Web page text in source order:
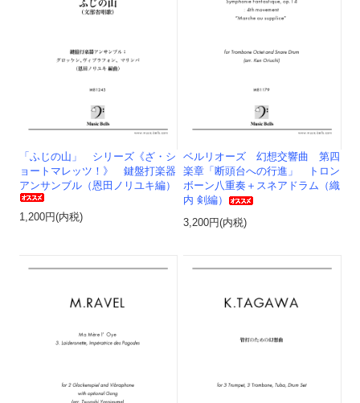
「ふじの山」 シリーズ《ざ・シ
ョートマレッツ！》 鍵盤打楽器
アンサンブル（恩田ノリユキ編）
1,200円(内税)
ベルリオーズ 幻想交響曲 第四
楽章「断頭台への行進」 トロン
ボーン八重奏＋スネアドラム（織
内 剣編）
3,200円(内税)